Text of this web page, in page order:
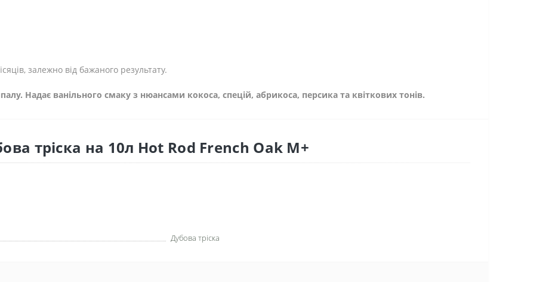
залежно від бажаного результату.
Надає ванільного смаку з нюансами кокоса, спецій, абрикоса, персика та квіткових тонів.
тріска на 10л Hot Rod French Oak М+
Дубова тріска